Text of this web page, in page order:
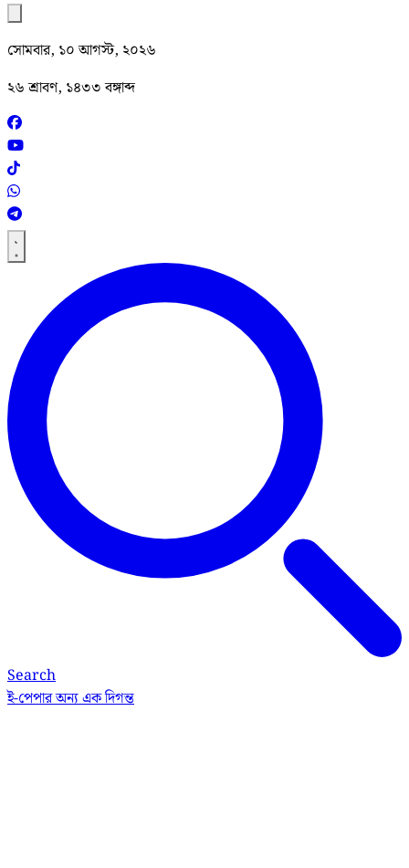
সোমবার, ১০ আগস্ট, ২০২৬
২৬ শ্রাবণ, ১৪৩৩ বঙ্গাব্দ
Search
ই-পেপারঅন্য এক দিগন্ত